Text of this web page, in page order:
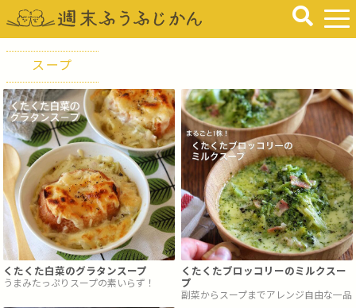
スープ
くたくた白菜のグラタンスープ
うまみたっぷりスープの素いらず！
くたくたブロッコリーのミルクスー
プ
副菜からスープまでアレンジ自由な一品